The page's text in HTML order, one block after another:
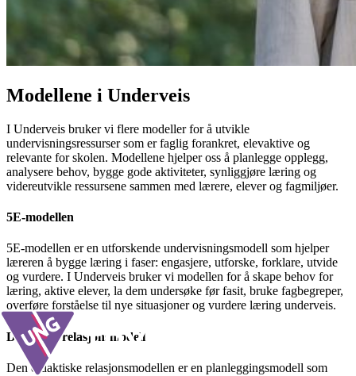
Modellene i Underveis
I Underveis bruker vi flere modeller for å utvikle
undervisningsressurser som er faglig forankret, elevaktive og
relevante for skolen. Modellene hjelper oss å planlegge opplegg,
analysere behov, bygge gode aktiviteter, synliggjøre læring og
videreutvikle ressursene sammen med lærere, elever og fagmiljøer.
5E-modellen
5E-modellen er en utforskende undervisningsmodell som hjelper
læreren å bygge læring i faser: engasjere, utforske, forklare, utvide
og vurdere. I Underveis bruker vi modellen for å skape behov for
læring, aktive elever, la dem undersøke før fasit, bruke fagbegreper,
overføre forståelse til nye situasjoner og vurdere læring underveis.
Didaktisk relasjonsmodell
Den didaktiske relasjonsmodellen er en planleggingsmodell som